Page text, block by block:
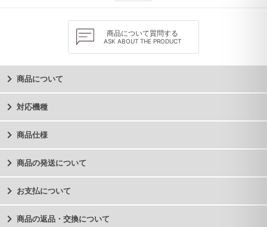
商品について質問する
ASK ABOUT THE PRODUCT
商品について
対応機種
商品仕様
商品の発送について
お支払について
商品の返品・交換について